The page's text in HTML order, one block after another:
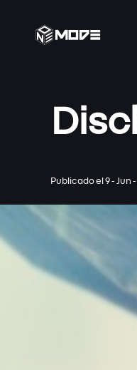
Publicado el 9 - Jun -